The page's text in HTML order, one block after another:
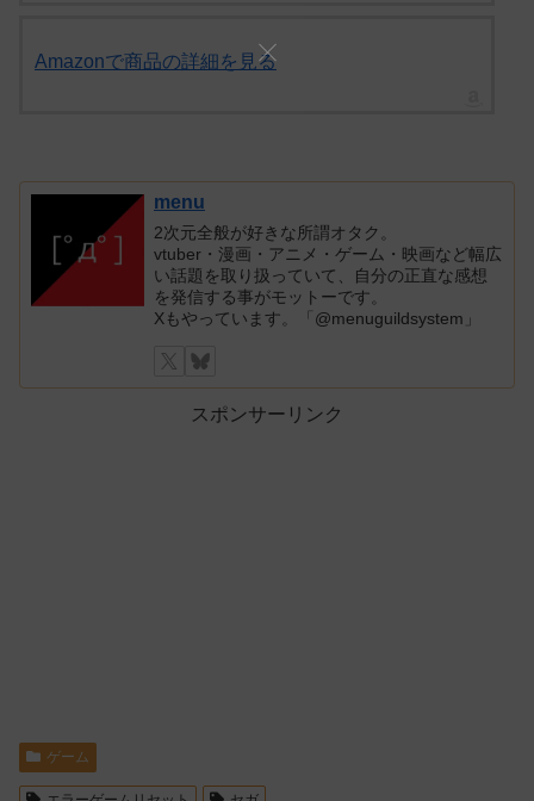
Amazonで商品の詳細を見る
menu
2次元全般が好きな所謂オタク。
vtuber・漫画・アニメ・ゲーム・映画など幅広
い話題を取り扱っていて、自分の正直な感想
を発信する事がモットーです。
Xもやっています。「@menuguildsystem」
スポンサーリンク
ゲーム